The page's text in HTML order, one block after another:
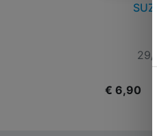
29/
€ 6,90